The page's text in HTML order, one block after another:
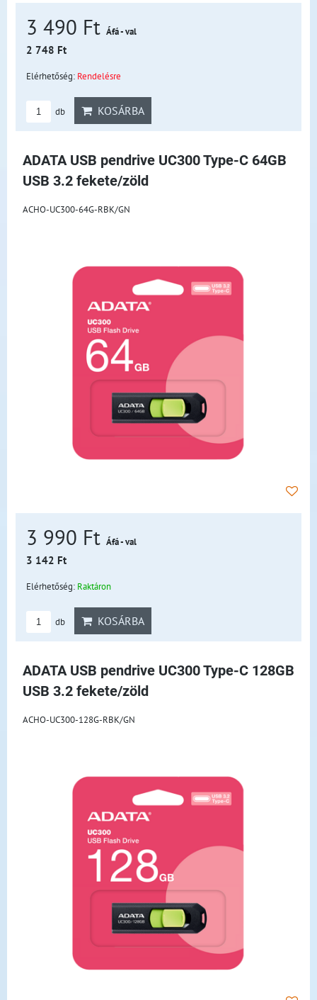
3 490 Ft Áfá - val
2 748 Ft
Elérhetőség: Rendelésre
db KOSÁRBA
ADATA USB pendrive UC300 Type-C 64GB
USB 3.2 fekete/zöld
ACHO-UC300-64G-RBK/GN
3 990 Ft Áfá - val
3 142 Ft
Elérhetőség: Raktáron
db KOSÁRBA
ADATA USB pendrive UC300 Type-C 128GB
USB 3.2 fekete/zöld
ACHO-UC300-128G-RBK/GN